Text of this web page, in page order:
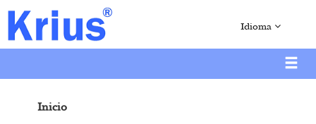
Idioma
Inicio